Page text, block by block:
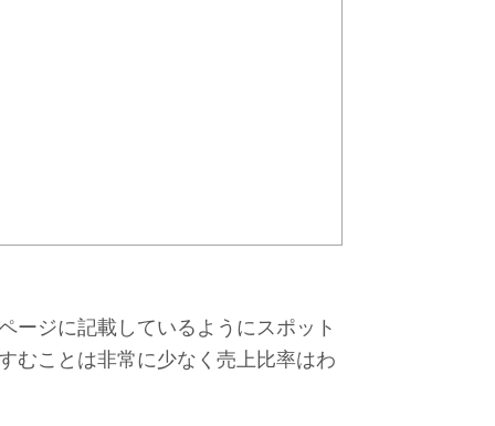
ージに記載しているようにスポット
むことは非常に少なく売上比率はわ